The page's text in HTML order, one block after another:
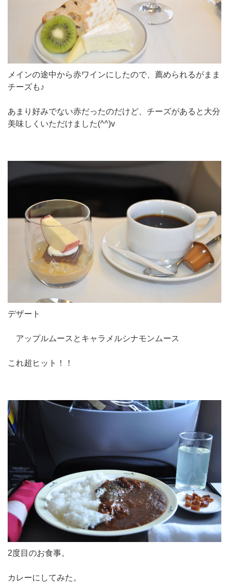
メインの途中から赤ワインにしたので、薦められるがまま
チーズも♪
あまり好みでない赤だったのだけど、チーズがあると大分
美味しくいただけました(^^)v
デザート
アップルムースとキャラメルシナモンムース
これ超ヒット！！
2度目のお食事。
カレーにしてみた。